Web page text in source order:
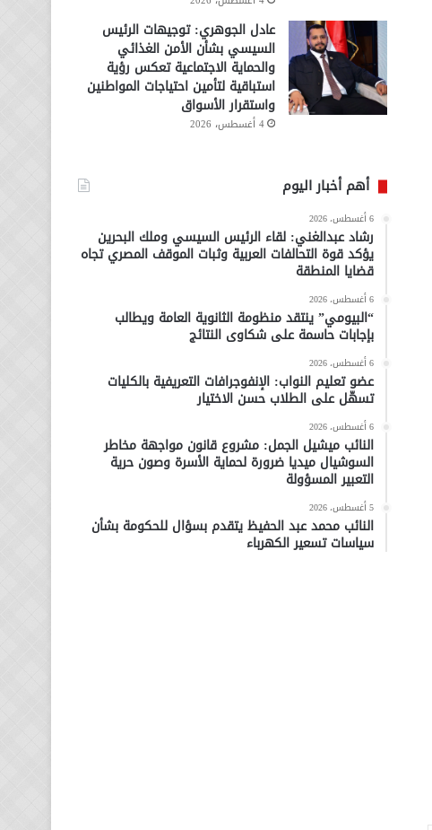
عادل الجوهري: توجيهات الرئيس
السيسي بشأن الأمن الغذائي
والحماية الاجتماعية تعكس رؤية
استباقية لتأمين احتياجات المواطنين
واستقرار الأسواق
4 أغسطس، 2026
أهم أخبار اليوم
6 أغسطس، 2026
رشاد عبدالغني: لقاء الرئيس السيسي وملك البحرين
يؤكد قوة التحالفات العربية وثبات الموقف المصري تجاه
قضايا المنطقة
6 أغسطس، 2026
“البيومي” ينتقد منظومة الثانوية العامة ويطالب
بإجابات حاسمة على شكاوى النتائج
6 أغسطس، 2026
عضو تعليم النواب: الإنفوجرافات التعريفية بالكليات
تسهّل على الطلاب حسن الاختيار
6 أغسطس، 2026
النائب ميشيل الجمل: مشروع قانون مواجهة مخاطر
السوشيال ميديا ضرورة لحماية الأسرة وصون حرية
التعبير المسؤولة
5 أغسطس، 2026
النائب محمد عبد الحفيظ يتقدم بسؤال للحكومة بشأن
سياسات تسعير الكهرباء